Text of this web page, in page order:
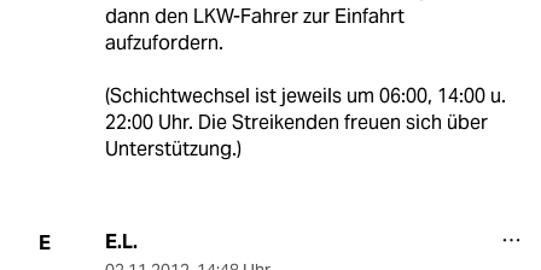
dann den LKW-Fahrer zur Einfahrt
aufzufordern.
(Schichtwechsel ist jeweils um 06:00, 14:00 u.
22:00 Uhr. Die Streikenden freuen sich über
Unterstützung.)
E E.L.